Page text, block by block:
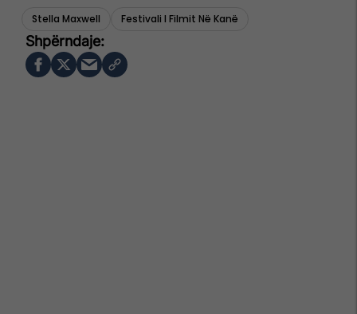
Stella Maxwell Festivali I Filmit Në Kanë